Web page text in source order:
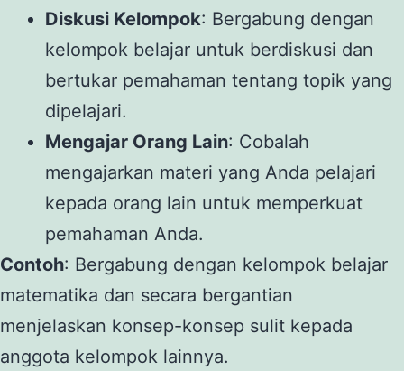
Diskusi Kelompok: Bergabung dengan
kelompok belajar untuk berdiskusi dan
bertukar pemahaman tentang topik yang
dipelajari.
Mengajar Orang Lain: Cobalah
mengajarkan materi yang Anda pelajari
kepada orang lain untuk memperkuat
pemahaman Anda.
Contoh: Bergabung dengan kelompok belajar
matematika dan secara bergantian
menjelaskan konsep-konsep sulit kepada
anggota kelompok lainnya.